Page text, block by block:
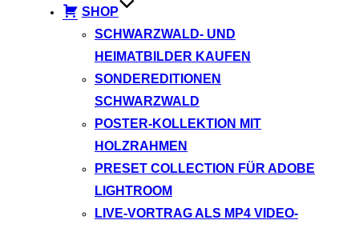
SHOP
SCHWARZWALD- UND
HEIMATBILDER KAUFEN
SONDEREDITIONEN
SCHWARZWALD
POSTER-KOLLEKTION MIT
HOLZRAHMEN
PRESET COLLECTION FÜR ADOBE
LIGHTROOM
LIVE-VORTRAG ALS MP4 VIDEO-